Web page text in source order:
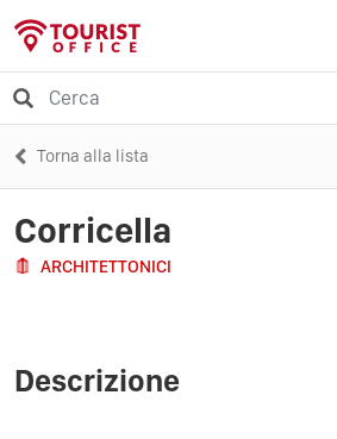
Torna alla lista
Corricella
ARCHITETTONICI
Descrizione